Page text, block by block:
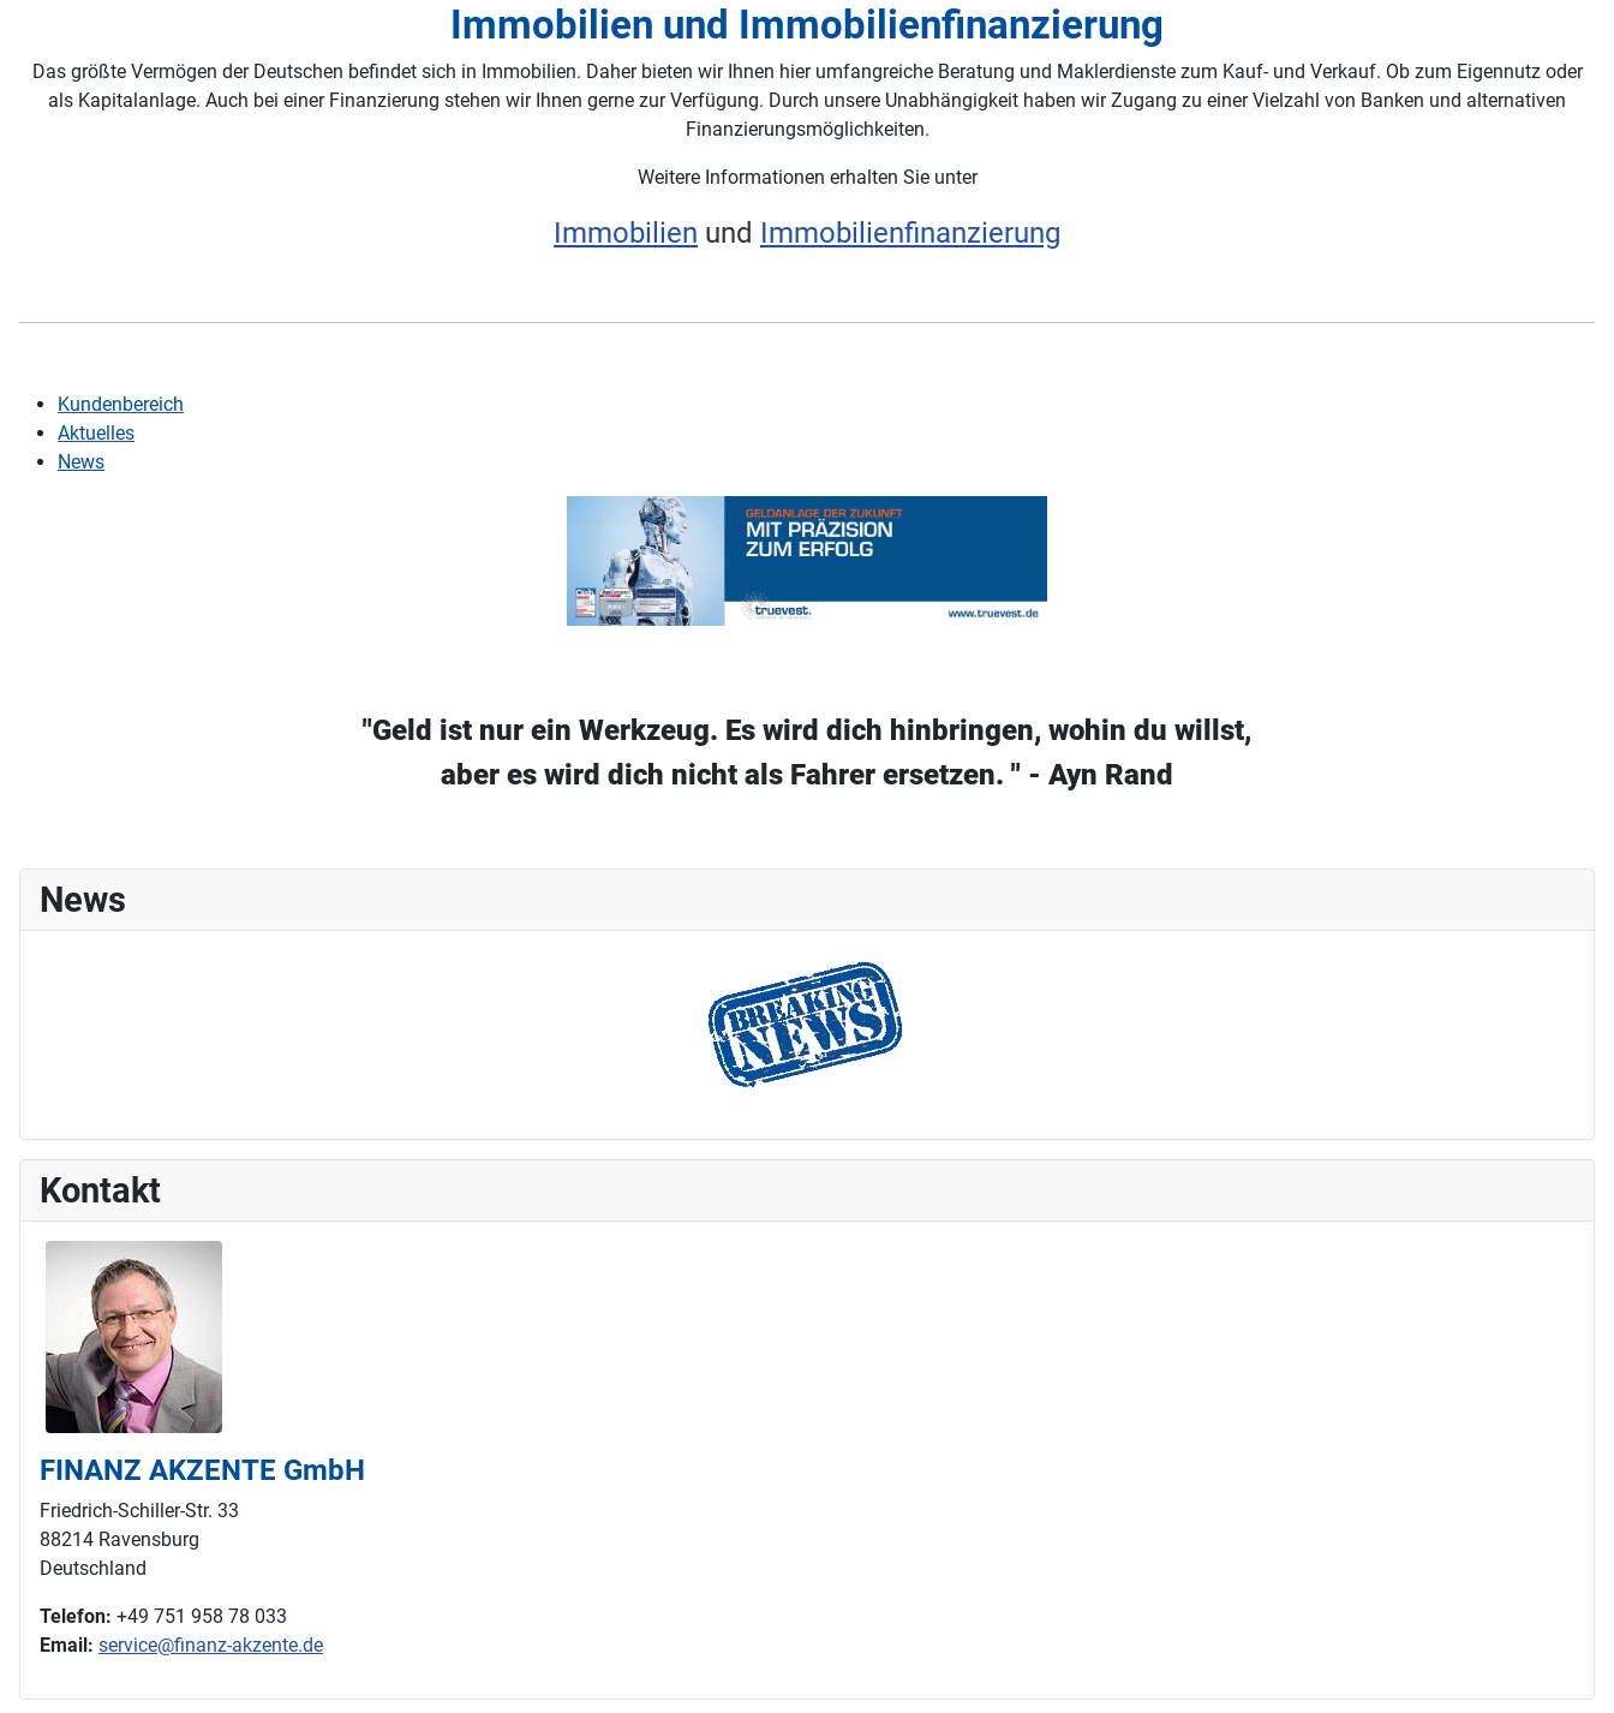
Immobilien und Immobilienfinanzierung
Das größte Vermögen der Deutschen befindet sich in Immobilien. Daher bieten wir Ihnen hier umfangreiche Beratung und Maklerdienste zum Kauf- und Verkauf. Ob zum Eigennutz oder
als Kapitalanlage. Auch bei einer Finanzierung stehen wir Ihnen gerne zur Verfügung. Durch unsere Unabhängigkeit haben wir Zugang zu einer Vielzahl von Banken und alternativen
Finanzierungsmöglichkeiten.
Weitere Informationen erhalten Sie unter
Immobilien und Immobilienfinanzierung
Kundenbereich
Aktuelles
News
"Geld ist nur ein Werkzeug. Es wird dich hinbringen, wohin du willst,
aber es wird dich nicht als Fahrer ersetzen. " - Ayn Rand
News
Kontakt
FINANZ AKZENTE GmbH
Friedrich-Schiller-Str. 33
88214 Ravensburg
Deutschland
Telefon: +49 751 958 78 033
Email: service@finanz-akzente.de